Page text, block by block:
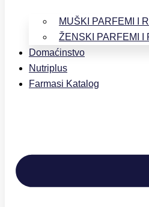
MUŠKI PARFEMI I
ŽENSKI PARFEMI I
Domaćinstvo
Nutriplus
Farmasi Katalog